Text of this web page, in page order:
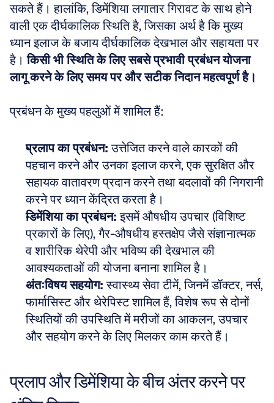
सकते हैं। हालांकि, डिमेंशिया लगातार गिरावट के साथ होने
वाली एक दीर्घकालिक स्थिति है, जिसका अर्थ है कि मुख्य
ध्यान इलाज के बजाय दीर्घकालिक देखभाल और सहायता पर
है। किसी भी स्थिति के लिए सबसे प्रभावी प्रबंधन योजना
लागू करने के लिए समय पर और सटीक निदान महत्वपूर्ण है।
प्रबंधन के मुख्य पहलुओं में शामिल हैं:
प्रलाप का प्रबंधन: उत्तेजित करने वाले कारकों की
पहचान करने और उनका इलाज करने, एक सुरक्षित और
सहायक वातावरण प्रदान करने तथा बदलावों की निगरानी
करने पर ध्यान केंद्रित करता है।
डिमेंशिया का प्रबंधन: इसमें औषधीय उपचार (विशिष्ट
प्रकारों के लिए), गैर-औषधीय हस्तक्षेप जैसे संज्ञानात्मक
व शारीरिक थेरेपी और भविष्य की देखभाल की
आवश्यकताओं की योजना बनाना शामिल है।
अंतःविषय सहयोग: स्वास्थ्य सेवा टीमें, जिनमें डॉक्टर, नर्स,
फार्मासिस्ट और थेरेपिस्ट शामिल हैं, विशेष रूप से दोनों
स्थितियों की उपस्थिति में मरीजों का आकलन, उपचार
और सहयोग करने के लिए मिलकर काम करते हैं।
प्रलाप और डिमेंशिया के बीच अंतर करने पर